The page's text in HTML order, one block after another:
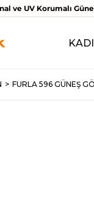
ve UV Korumalı
FURLA 596 GÜNEŞ